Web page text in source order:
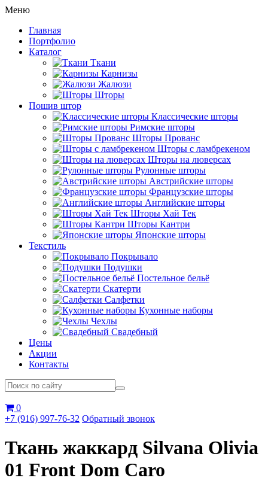
Меню
Главная
Портфолио
Каталог
Ткани
Карнизы
Жалюзи
Шторы
Пошив штор
Классические шторы
Римские шторы
Шторы Прованс
Шторы с ламбрекеном
Шторы на люверсах
Рулонные шторы
Австрийские шторы
Французские шторы
Английские шторы
Шторы Хай Тек
Шторы Кантри
Японские шторы
Текстиль
Покрывало
Подушки
Постельное бельё
Скатерти
Салфетки
Кухонные наборы
Чехлы
Свадебный
Цены
Акции
Контакты
0
+7 (916) 997-76-32 Обратный звонок
Ткань жаккард Silvana Olivia
01 Front Dom Caro